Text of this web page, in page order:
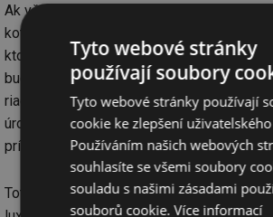
Ak však je jestvujúci zásobník nový a je
kotla, je možné ho použiť na výstupe zo
ktorý nemusí mať bivalentný výmenník.
bude realizovať až v jestvujúcom
riadiaci systém kotla si bude nezávisle
úroveň teploty TÚV meraním stavu
prípade dostatku solárnej energie sa
Toto riešenie je v praxi overené a je
Tyto webové stránky
používají soubory
Tyto webové stránky používají
cookie ke zlepšení
Používáním našich webových
souhlasíte se všemi soubory
souladu s našimi zásadami
souborů cookie.Více informací